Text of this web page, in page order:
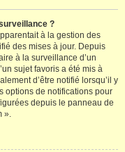
?
à la gestion des
des mises à jour. Depuis
à la surveillance d’un
sujet favoris a été mis à
d’être notifié lorsqu’il y
options de notifications pour
depuis le panneau de
».